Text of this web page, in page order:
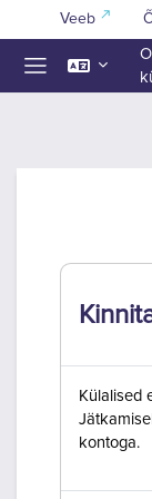
Jäta vahele peasisuni
Veeb
Külalised
kontoga.